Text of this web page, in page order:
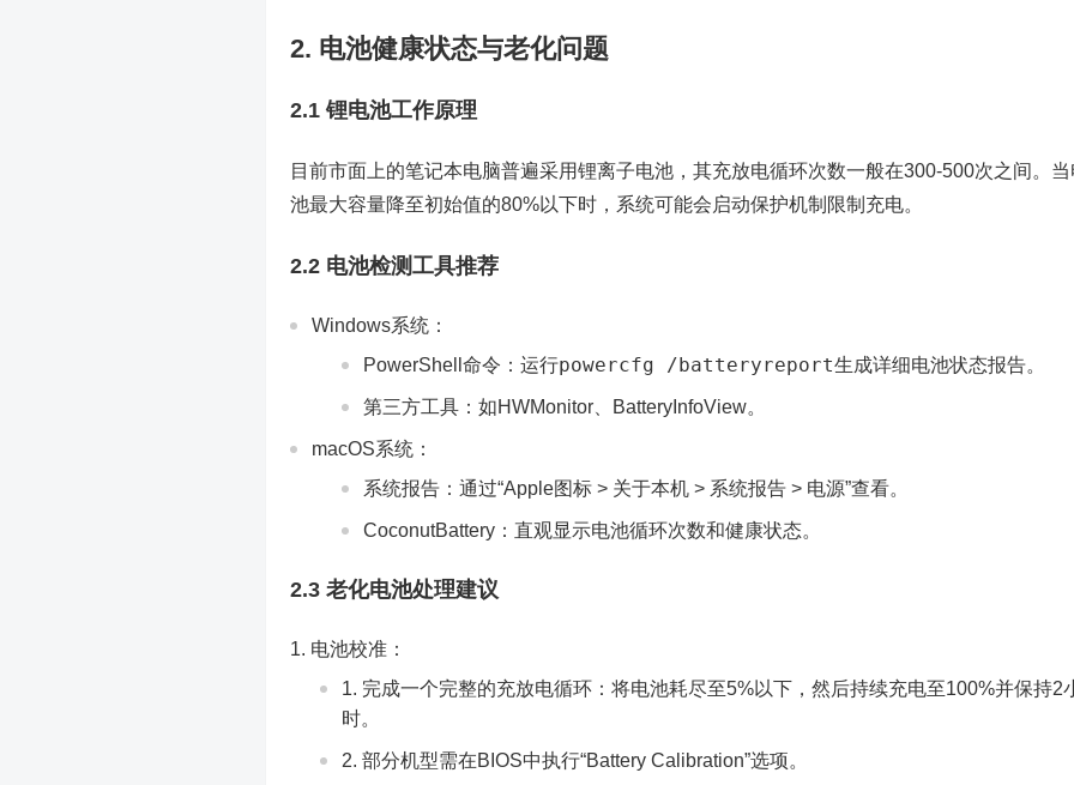
2. 电池健康状态与老化问题
2.1 锂电池工作原理
目前市面上的笔记本电脑普遍采用锂离子电池，其充放电循环次数一般在300-500次之间。当
池最大容量降至初始值的80%以下时，系统可能会启动保护机制限制充电。
2.2 电池检测工具推荐
Windows系统：
PowerShell命令：运行powercfg /batteryreport生成详细电池状态报告。
第三方工具：如HWMonitor、BatteryInfoView。
macOS系统：
系统报告：通过“Apple图标 > 关于本机 > 系统报告 > 电源”查看。
CoconutBattery：直观显示电池循环次数和健康状态。
2.3 老化电池处理建议
电池校准：
完成一个完整的充放电循环：将电池耗尽至5%以下，然后持续充电至100%并保持2
时。
部分机型需在BIOS中执行“Battery Calibration”选项。